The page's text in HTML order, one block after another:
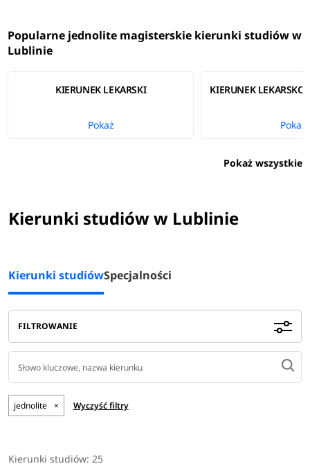
(zaocznym, wieczorowym)
online.
Specyfika studiów zależy od wyboru specjalności / ścieżki
umiejętności, które będą przydatne w przyszłej pracy
Popularne jednolite magisterskie kierunki studiów w
Lublinie
KIERUNEK LEKARSKI
Pokaż
KIERUNEK
Pokaż
Pokaż wszystkie
Kierunki studiów w Lublinie
Kierunki studiówSpecjalności
FILTROWANIE
jednolite × Wyczyść filtry
Kierunki studiów: 25